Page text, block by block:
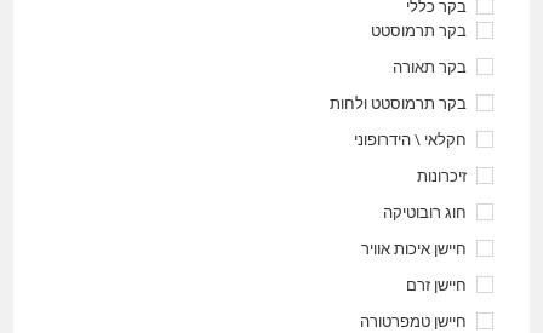
בקר כללי
בקר תרמוסטט
בקר תאורה
בקר תרמוסטט ולחות
חקלאי \ הידרופוני
זיכרונות
חוג רובוטיקה
חיישן איכות אוויר
חיישן זרם
חיישן טמפרטורה